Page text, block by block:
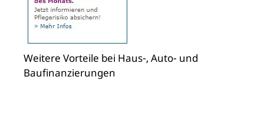
Weitere Vorteile bei Haus-, Auto- und
Baufinanzierungen